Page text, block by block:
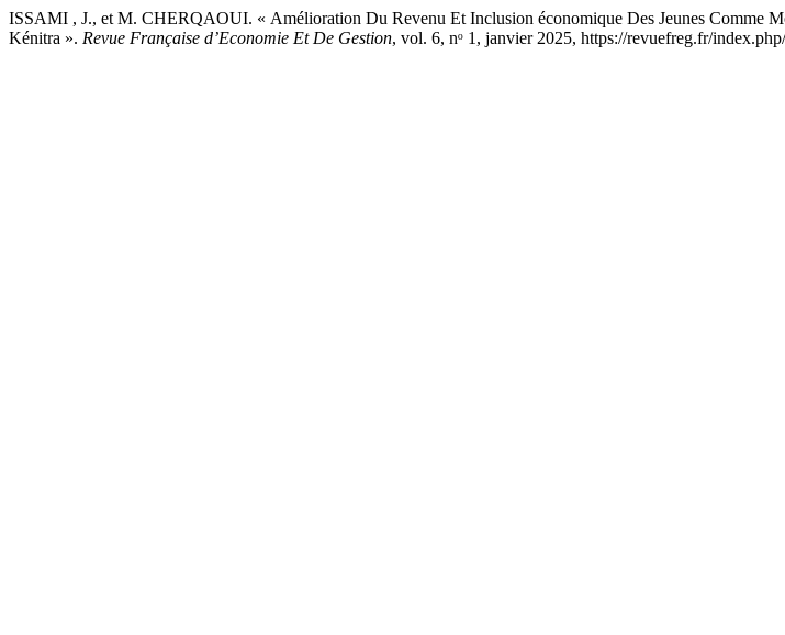
ISSAMI , J., et M. CHERQAOUI. « Amélioration Du Revenu Et Inclusion économique Des Jeunes Comme
Kénitra ». Revue Française d’Economie Et De Gestion, vol. 6, nᵒ 1, janvier 2025, https://revuefreg.fr/